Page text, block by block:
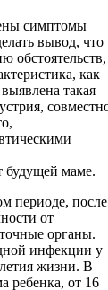
симптомы
вывод, что
обстоятельств,
как
такая
будущей маме.
периоде, после
от
органы.
инфекции у
жизни. В
ребенка, от 16